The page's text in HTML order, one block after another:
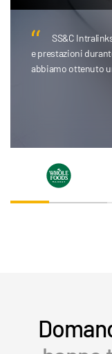
La Redaction AI è stata un fattore trasformativo... Non
ho bisogno che
a selezionare